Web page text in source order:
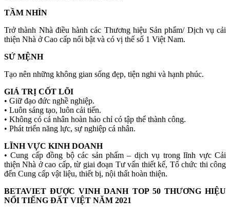
TẦM NHÌN
Trở thành Nhà điều hành các Thương hiệu Sản phẩm/ Dịch vụ cải
thiện Nhà ở Cao cấp nổi bật và có vị thế số 1 Việt Nam.
SỨ MỆNH
Tạo nên những không gian sống đẹp, tiện nghi và hạnh phúc.
GIÁ TRỊ CỐT LÕI
• Giữ đạo đức nghề nghiệp.
• Luôn sáng tạo, luôn cải tiến.
• Không có cá nhân hoàn hảo chỉ có tập thể thành công.
• Phát triển năng lực, sự nghiệp cá nhân.
LĨNH VỰC KINH DOANH
• Cung cấp đồng bộ các sản phẩm – dịch vụ trong lĩnh vực Cải
thiện Nhà ở cao cấp, từ giai đoạn Tư vấn thiết kế, Tổ chức thi công
đến Cung cấp vật liệu, thiết bị, nội thất hoàn thiện.
BETAVIET ĐƯỢC VINH DANH TOP 50 THƯƠNG HIỆU
NỔI TIẾNG ĐẤT VIỆT NĂM 2021